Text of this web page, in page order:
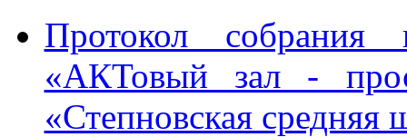
Протокол
«АКТовый зал -
«Степновская средняя